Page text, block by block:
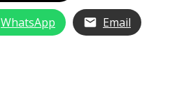
WhatsApp Email